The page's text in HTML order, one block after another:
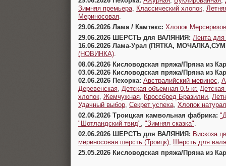
Зимняя премьера
Классический хлопок
Мериносовая
29.06.2026 Лама / Камтекс: Хлопок
29.06.2026 ШЕРСТЬ для ВАЛЯНИЯ: Лента для
16.06.2026 Лама-Урал (ПЯТКА,
(НОВИНКА)
08.06.2026 Кисловодская пряжа/Пряжа из
03.06.2026 Кисловодская пряжа/Пряжа из
02.06.2026 Пехорка: Австралийский меринос
Деревенская Детская объемная 0.5 кг.
хлопок Жемчужная Кроссбред Бразилии
Удачный выбор Секрет успеха Хлопок
02.06.2026 Троицкая камвольная фабрика:
"Шотландский твид" "Зимняя сказка"
02.06.2026 ШЕРСТЬ для ВАЛЯНИЯ: Вискоза
мериносовая шерсть (Троицк)
Шерсть для
25.05.2026 Кисловодская пряжа/Пряжа из